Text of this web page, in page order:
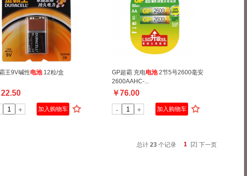
王9V碱性电池 12粒/盒
22.50
+ 加入购物车
GP超霸 充电电池2节5号2600毫安
2600AAHC-...
￥76.00
- + 加入购物车
总计 23 个记录 1 [2] 下一页